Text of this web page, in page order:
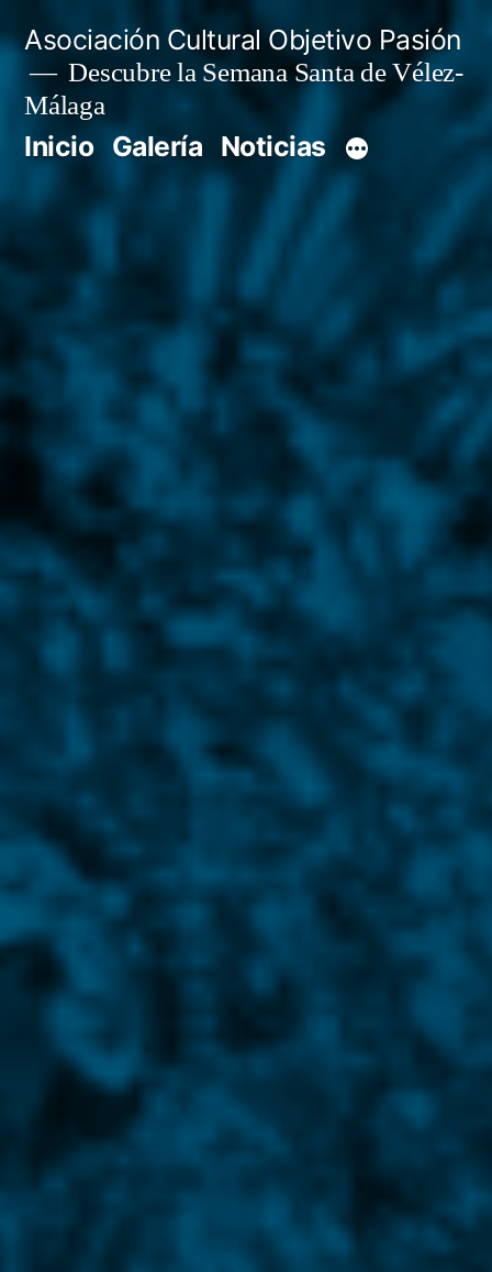
contenido
Asociación Cultural Objetivo Pasión
Descubre la Semana Santa de Vélez-
Málaga
Inicio Galería Noticias